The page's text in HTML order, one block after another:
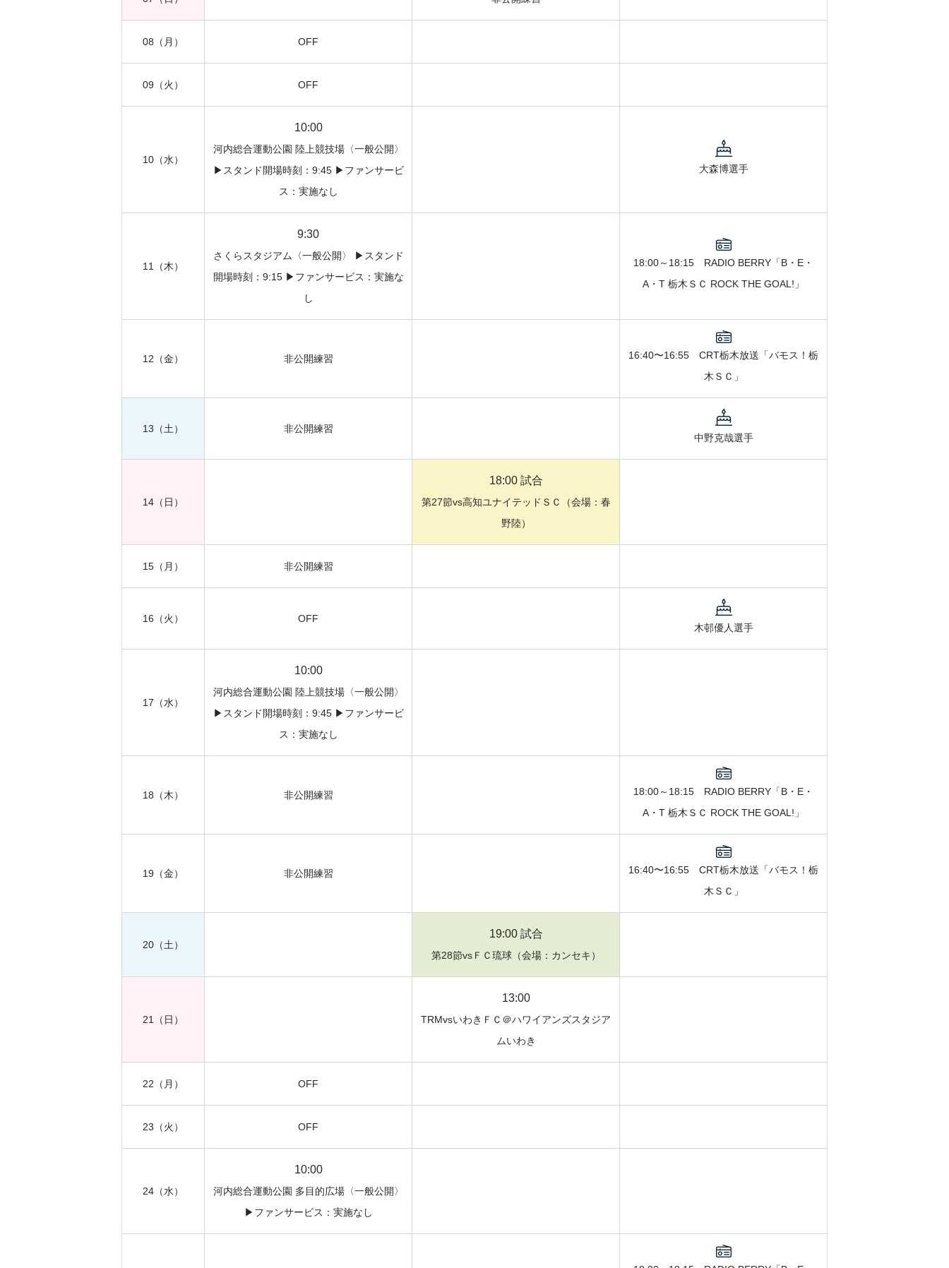
08 （月） OFF
09 （火） OFF
10 （水）
10:00
河内総合運動公園 陸上競技場〈一般公開〉
▶︎スタンド開場時刻：9:45 ▶︎ファンサービ
ス：実施なし
大森博選手
11 （木）
9:30
さくらスタジアム〈一般公開〉 ▶︎スタンド
開場時刻：9:15 ▶︎ファンサービス：実施な
し
18:00～18:15 RADIO BERRY「B・E・
A・T 栃木ＳＣ ROCK THE GOAL!」
12 （金） 非公開練習
16:40〜16:55 CRT栃木放送「バモス！栃
木ＳＣ」
13 （土）
非公開練習
中野克哉選手
14 （日）
18:00 試合
第27節vs高知ユナイテッドＳＣ（会場：春
野陸）
15 （月） 非公開練習
16 （火）
OFF
木邨優人選手
17 （水）
10:00
河内総合運動公園 陸上競技場〈一般公開〉
▶︎スタンド開場時刻：9:45 ▶︎ファンサービ
ス：実施なし
18 （木） 非公開練習
18:00～18:15 RADIO BERRY「B・E・
A・T 栃木ＳＣ ROCK THE GOAL!」
19 （金） 非公開練習
16:40〜16:55 CRT栃木放送「バモス！栃
木ＳＣ」
20 （土）
19:00 試合
第28節vsＦＣ琉球（会場：カンセキ）
21 （日）
13:00
TRMvsいわきＦＣ＠ハワイアンズスタジア
ムいわき
22 （月） OFF
23 （火） OFF
24 （水）
10:00
河内総合運動公園 多目的広場〈一般公開〉
▶︎ファンサービス：実施なし